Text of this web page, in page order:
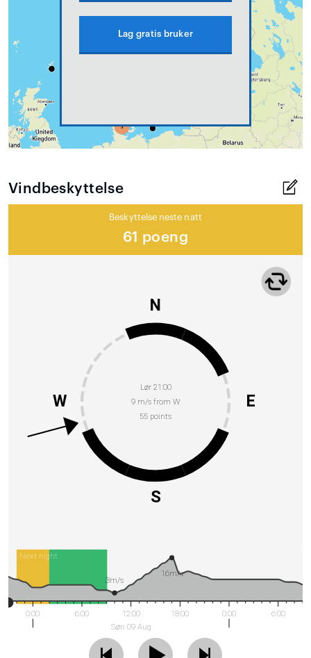
Lag gratis bruker
Vindbeskyttelse
Beskyttelse neste natt
61 poeng
Lør 21:00
9 m/s from W
55 points
N
E
S
W
Next night
0:00 6:00
12:00
Søn 09 Aug
18:00 0:00 6:00
16m/s
3m/s